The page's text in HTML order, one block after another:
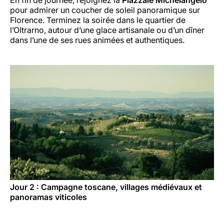
pour admirer un coucher de soleil panoramique sur
Florence. Terminez la soirée dans le quartier de
l’Oltrarno, autour d’une glace artisanale ou d’un dîner
dans l’une de ses rues animées et authentiques.
Jour 2 : Campagne toscane, villages médiévaux et
panoramas viticoles